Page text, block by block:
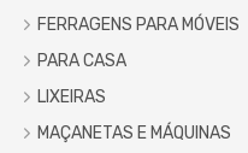
FERRAGENS PARA MÓVEIS
PARA CASA
LIXEIRAS
MAÇANETAS E MÁQUINAS